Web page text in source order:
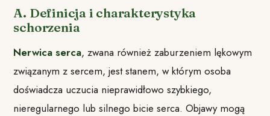
A. Definicja i charakterystyka
schorzenia
Nerwica serca, zwana również zaburzeniem lękowym
związanym z sercem, jest stanem, w którym osoba
doświadcza uczucia nieprawidłowo szybkiego,
nieregularnego lub silnego bicie serca. Objawy mogą